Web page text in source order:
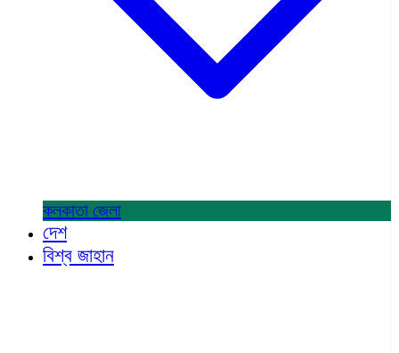
কলকাতা জেলা
দেশ
বিশ্ব জাহান